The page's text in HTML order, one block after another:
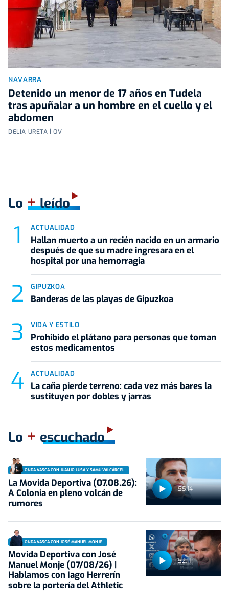
NAVARRA
Detenido un menor de 17 años en Tudela
tras apuñalar a un hombre en el cuello y el
abdomen
DELIA URETA | OV
Lo +leído
ACTUALIDAD
Hallan muerto a un recién nacido en un armario
después de que su madre ingresara en el
hospital por una hemorragia
GIPUZKOA
Banderas de las playas de Gipuzkoa
VIDA Y ESTILO
Prohibido el plátano para personas que toman
estos medicamentos
ACTUALIDAD
La caña pierde terreno: cada vez más bares la
sustituyen por dobles y jarras
Lo + escuchado
55:14
ONDA VASCA CON JUANJO LUSA Y SAMU VALCÁRCEL
La Movida Deportiva (07.08.26):
A Colonia en pleno volcán de
rumores
52:11
ONDA VASCA CON JOSÉ MANUEL MONJE
Movida Deportiva con José
Manuel Monje (07/08/26) |
Hablamos con Iago Herrerín
sobre la portería del Athletic